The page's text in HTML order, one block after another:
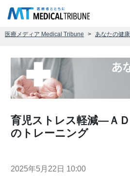
医療メディア Medical Tribune あなたの健
育児ストレス軽減―Ａ
のトレーニング
2025年5月22日 10:00